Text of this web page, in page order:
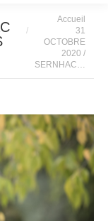
Vous êtes ici :
Accueil
31
OCTOBRE
2020 /
SERNHAC…